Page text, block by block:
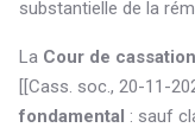
substantielle de la
La Cour de cassation
[[Cass. soc., 20-11-
fondamental : sauf